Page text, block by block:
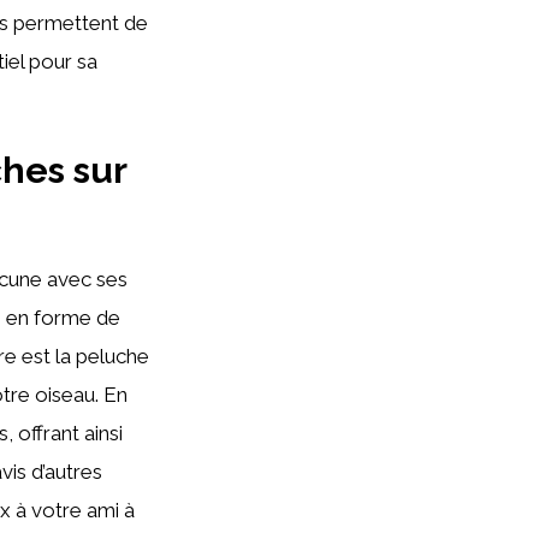
permettent de
pour sa
sur
avec ses
en forme de
est la peluche
oiseau. En
offrant ainsi
d’autres
à votre ami à